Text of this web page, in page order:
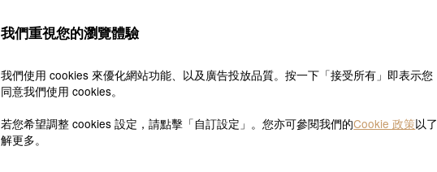
我們重視您的瀏覽體驗
我們使用 cookies 來優化網站功能、以及廣告投放品質。按一下「接受所有」即表示您
同意我們使用 cookies。
若您希望調整 cookies 設定，請點擊「自訂設定」。您亦可參閱我們的Cookie 政策以了
解更多。